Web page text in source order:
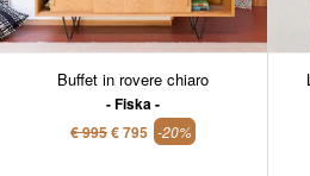
Buffet in rovere chiaro
Fiska
€ 995€ 795 -20%